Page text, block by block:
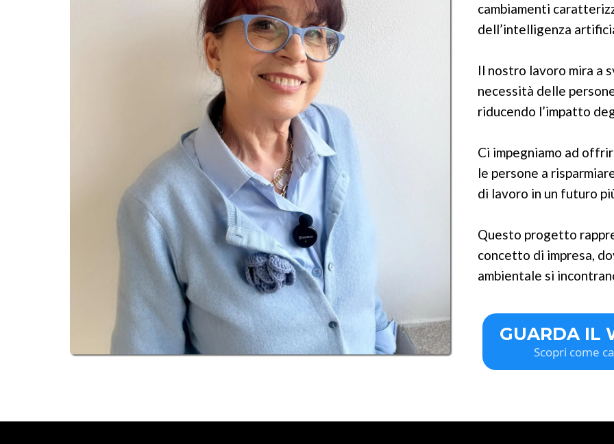
cambiamenti
dell’intelligenza
Il nostro lavoro mira a
necessità delle
riducendo l’impatto
Ci impegniamo ad
le persone a
di lavoro in un futuro
Questo progetto
concetto di impresa,
ambientale si
GUARDA IL
Scopri come